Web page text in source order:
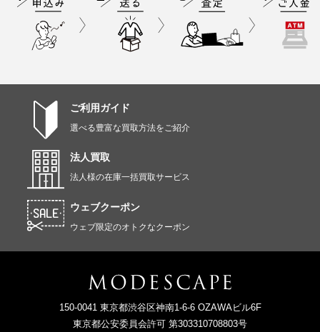
ご利用ガイド
選べる豊富な買取方法をご紹介
法人買取
法人様の在庫一括買取サービス
ウェブクーポン
ウェブ限定のオトクなクーポン
150-0041 東京都渋谷区神南1-6-6 OZAWAビル6F
東京都公安委員会許可 第303310708803号